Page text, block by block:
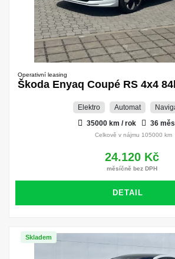
Operativní leasing
Škoda Enyaq Coupé RS 4x4
Elektro Automat
35000 km / rok
36
Celkově v nájmu 105000 km
24.120 Kč
měsíčně bez DPH
DETAIL
Skladem